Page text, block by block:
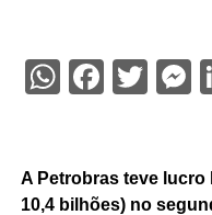
A Petrobras teve lucro
10,4 bilhões) no